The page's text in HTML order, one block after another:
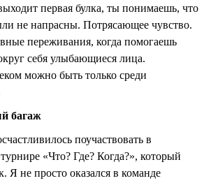
первая булка, ты понимаешь, что
не напрасны. Потрясающее чувство.
переживания, когда помогаешь
себя улыбающиеся лица.
можно быть только среди
багаж
поучаствовать в
«Что? Где? Когда?», который
Я не просто оказался в команде